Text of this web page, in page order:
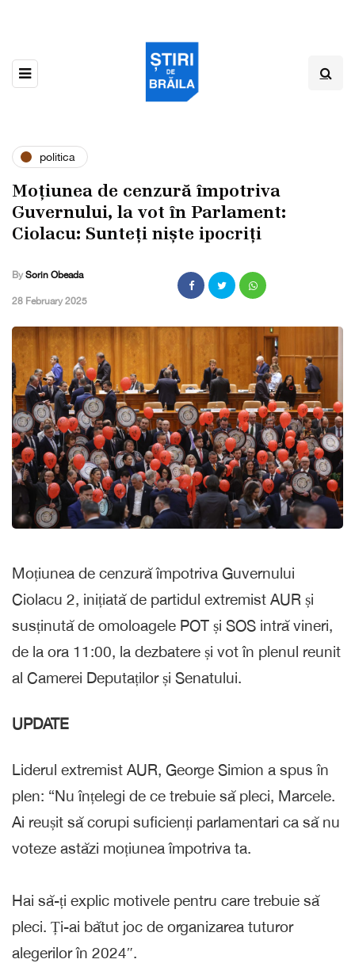
politica
Moțiunea de cenzură împotriva
Guvernului, la vot în Parlament:
Ciolacu: Sunteți niște ipocriți
By Sorin Obeada
,28 February 2025
Moțiunea de cenzură împotriva Guvernului
Ciolacu 2, inițiată de partidul extremist AUR și
susținută de omoloagele POT și SOS intră vineri,
de la ora 11:00, la dezbatere și vot în plenul reunit
al Camerei Deputaților și Senatului.
UPDATE
Liderul extremist AUR, George Simion a spus în
plen: “Nu înțelegi de ce trebuie să pleci, Marcele.
Ai reușit să corupi suficienți parlamentari ca să nu
voteze astăzi moțiunea împotriva ta.
Hai să-ți explic motivele pentru care trebuie să
pleci. Ți-ai bătut joc de organizarea tuturor
alegerilor în 2024″.